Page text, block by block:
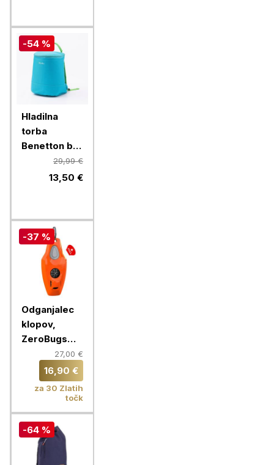
-54 %
Hladilna
torba
Benetton be-
1712-bl-bu
summer,
29,99 €
13,50 €
-37 %
Odganjalec
klopov,
ZeroBugs
oranžna
27,00 €
16,90 €
za 30 Zlatih
točk
-64 %